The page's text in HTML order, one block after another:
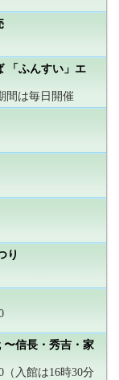
「ふんすい」エ
間は毎日開催
り
〜信長・秀吉・家
（入館は16時30分